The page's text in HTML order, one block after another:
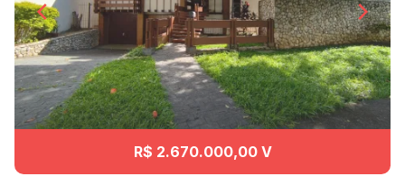
R$ 2.670.000,00 V